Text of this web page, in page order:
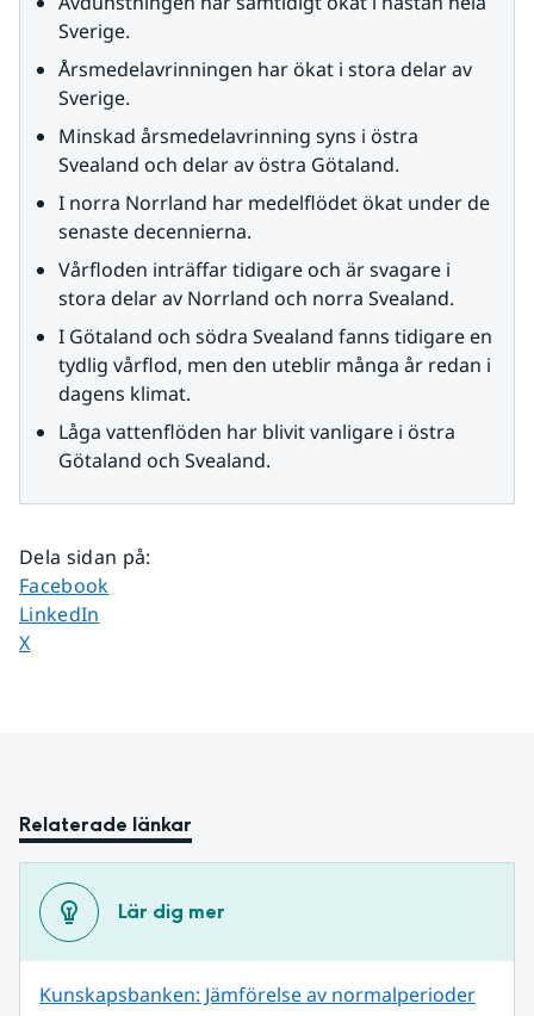
Sverige.
Årsmedelavrinningen har ökat i stora delar av
Sverige.
Minskad årsmedelavrinning syns i östra
Svealand och delar av östra Götaland.
I norra Norrland har medelflödet ökat under de
senaste decennierna.
Vårfloden inträffar tidigare och är svagare i
stora delar av Norrland och norra Svealand.
I Götaland och södra Svealand fanns tidigare en
tydlig vårflod, men den uteblir många år redan i
dagens klimat.
Låga vattenflöden har blivit vanligare i östra
Götaland och Svealand.
Dela sidan på:
Dela sidan på
Facebook
Dela sidan på
LinkedIn
Dela sidan på
X
Relaterade länkar
Lär dig mer
Kunskapsbanken: Jämförelse av normalperioder